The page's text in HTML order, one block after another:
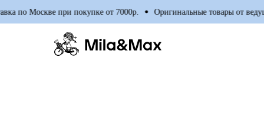
по Москве при покупке от 7000р. Оригинальные товары от